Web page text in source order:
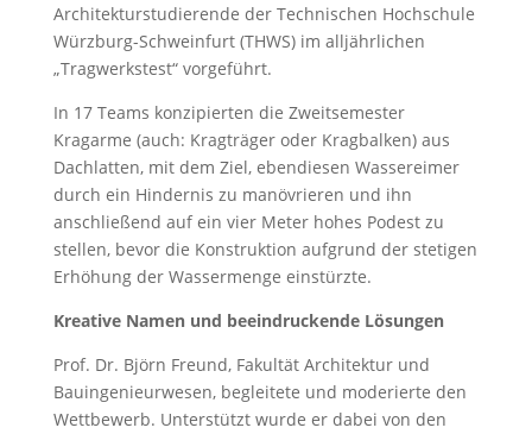
Architekturstudierende der Technischen Hochschule
Würzburg-Schweinfurt (THWS) im alljährlichen
„Tragwerkstest“ vorgeführt.
In 17 Teams konzipierten die Zweitsemester
Kragarme (auch: Kragträger oder Kragbalken) aus
Dachlatten, mit dem Ziel, ebendiesen Wassereimer
durch ein Hindernis zu manövrieren und ihn
anschließend auf ein vier Meter hohes Podest zu
stellen, bevor die Konstruktion aufgrund der stetigen
Erhöhung der Wassermenge einstürzte.
Kreative Namen und beeindruckende Lösungen
Prof. Dr. Björn Freund, Fakultät Architektur und
Bauingenieurwesen, begleitete und moderierte den
Wettbewerb. Unterstützt wurde er dabei von den